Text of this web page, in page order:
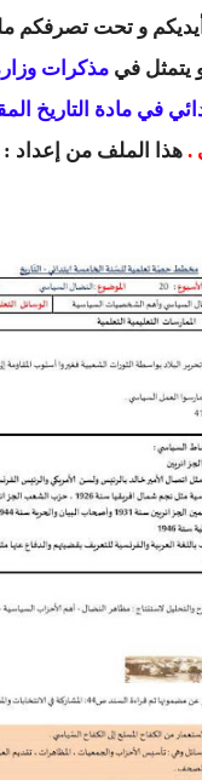
السنة
السنة
السنة
بنك الفروض
محفظة
بنك مذكرات
دفاتر استاذ
المسابقات
بحوث
بحوث التاريخ و
و تحت تصرفكم
يتمثل في مذكرات
. هذا الملف من إعداد :